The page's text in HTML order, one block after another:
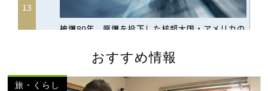
おすすめ情報
旅・くらし